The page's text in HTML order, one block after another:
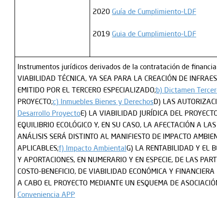
2020 Guía de Cumplimiento-LDF
2019 Guia de Cumplimiento-LDF
Instrumentos jurídicos derivados de la contratación de
VIABILIDAD TÉCNICA, YA SEA PARA LA CREACIÓN DE
EMITIDO POR EL TERCERO ESPECIALIZADO;b) Dictamen
PROYECTO;c) Inmuebles Bienes y DerechosD) LAS
Desarrollo ProyectoE) LA VIABILIDAD JURÍDICA DEL
EQUILIBRIO ECOLÓGICO Y, EN SU CASO, LA AFECTACIÓN A
ANÁLISIS SERÁ DISTINTO AL MANIFIESTO DE IMPACTO
APLICABLES;f) Impacto Ambiental G) LA RENTABILIDAD Y EL
Y APORTACIONES, EN NUMERARIO Y EN ESPECIE, DE LAS
COSTO-BENEFICIO, DE VIABILIDAD ECONÓMICA Y FINANCIERA
A CABO EL PROYECTO MEDIANTE UN ESQUEMA DE
Conveniencia APP